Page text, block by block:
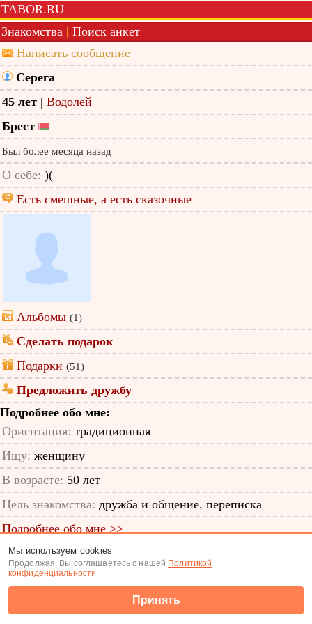
TABOR.RU
Знакомства | Поиск анкет
Написать сообщение
Серега
45 лет | Водолей
Брест
Был более месяца назад
О себе: )(
Есть смешные, а есть сказочные
Альбомы (1)
Сделать подарок
Подарки (51)
Предложить дружбу
Подробнее обо мне:
Ориентация: традиционная
Ищу: женщину
В возрасте: 50 лет
Цель знакомства: дружба и общение, переписка
Подробнее обо мне >>
ID анкеты: 11805524
Знакомства|Поиск анкет
Мы используем cookies
Продолжая, Вы соглашаетесь с нашей Политикой
конфиденциальности.
Принять